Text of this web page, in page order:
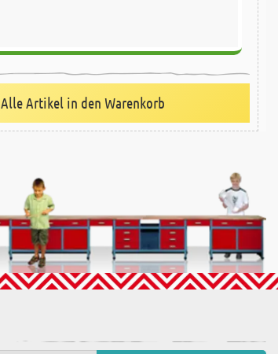
Alle Artikel in den Warenkorb